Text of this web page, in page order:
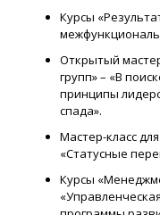
Курсы
Открытый
групп» – «В
принципы
спада».
Мастер-класс
«Статусные
Курсы